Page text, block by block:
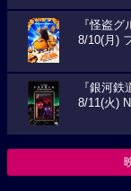
『怪盗グ
8/10(月)
『銀河鉄
8/11(火)